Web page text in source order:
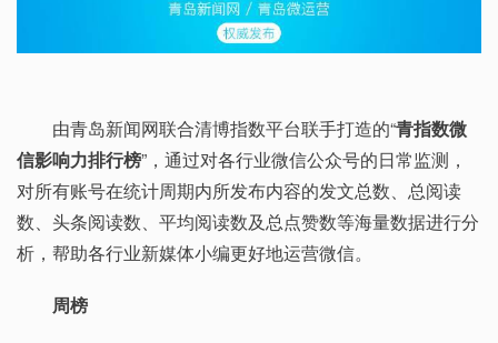
由青岛新闻网联合清博指数平台联手打造的“青指数微
信影响力排行榜”，通过对各行业微信公众号的日常监测，
对所有账号在统计周期内所发布内容的发文总数、总阅读
数、头条阅读数、平均阅读数及总点赞数等海量数据进行分
析，帮助各行业新媒体小编更好地运营微信。
周榜